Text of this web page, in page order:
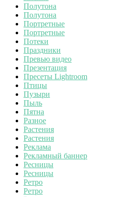
Полутона
Полутона
Портретные
Портретные
Потеки
Праздники
Превью видео
Презентация
Пресеты Lightroom
Птицы
Пузыри
Пыль
Пятна
Разное
Растения
Растения
Реклама
Рекламный баннер
Ресницы
Ресницы
Ретро
Ретро